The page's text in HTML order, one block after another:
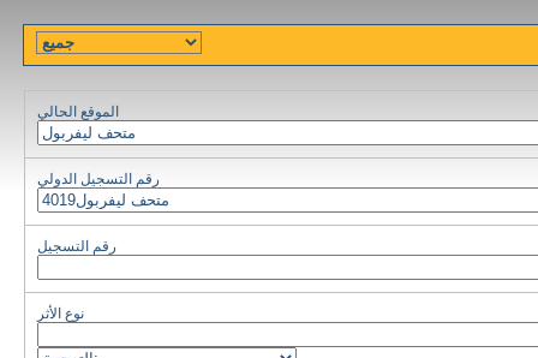
الموقع الحالي
رقم التسجيل الدولي
رقم التسجيل
نوع الأثر